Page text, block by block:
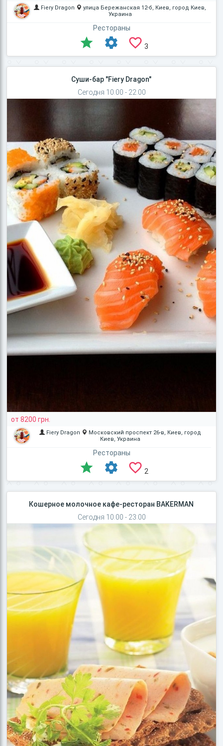
Fiery Dragon
улица Бережанская 12-б, Киев, город Киев,
Украина
Рестораны
3
Суши-бар "Fiery Dragon"
Сегодня 10:00 - 22:00
от 8200 грн.
Fiery Dragon
Московский проспект 26-в, Киев, город
Киев, Украина
Рестораны
2
Кошерное молочное кафе-ресторан BAKERMAN
Сегодня 10:00 - 23:00